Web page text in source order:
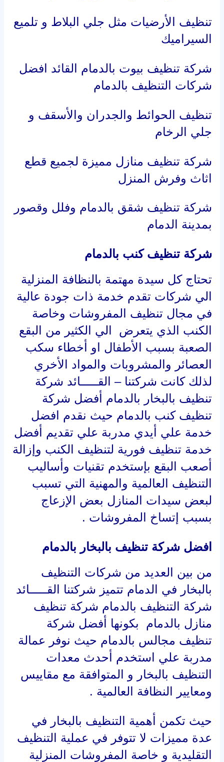
تنظيف الأرضيات مثل جلي البلاط و تلميع
السيراميك
شركة تنظيف بيوت بالدمام القائد افضل
شركات التنظيف بالدمام
تنظيف الحوائط والجدران والأسقف و
جلي الرخام
شركة تنظيف منازل مميزة لجميع قطع
اثاث وفرش المنزل
شركة تنظيف شقق بالدمام وفلل وقصور
بمدينة الدمام
شركة تنظيف كنب بالدمام
تحتاج كل سيدة مهتمة بالنظافة المنزلية
الي شركات تقدم خدمة ذات جودة عالية
في مجال تنظيف المفروشات وخاصة
الكنب الذي يتعرض الي الكثير من البقع
الصعبة بسبب الأطفال او أخطاء سكب
العصائر والمشروبات والمواد الأخري
لذلك كانت شركتنا – القـــــائد شركة
تنظيف بالبخار بالدمام أفضل شركة
تنظيف كنب بالدمام حيث نقدم افضل
خدمة علي أيدي مدربة علي تقديم أفضل
خدمة تنظيف فورية لتنظيف الكنب وإزالة
أصعب البقع بإستخدم تقنيات وأساليب
التنظيف العالمية والمهنية التي تسبب
لبعض سيدات المنازل بعض الإزعاج
بسبب إتساخ المفروشات .
افضل شركة تنظيف بالبخار بالدمام
من بين العديد من شركات التنظيف
بالبخار في الدمام تتميز شركتنا القـــــائد
شركة التنظيف بالدمام شركة تنظيف
منازل بالدمام بكونها أفضل شركة
تنظيف مجالس بالدمام حيث نوفر عمالة
مدربة علي استخدم أحدث معدات
التنظيف بالبخار و المتوافقة مع مقاييس
ومعايير النظافة العالمية .
حيث تكمن أهمية التنظيف بالبخار في
عدة مميزات لا تتوفر في عملية التنظيف
التقليدية و خاصة المفروشات المنزلية